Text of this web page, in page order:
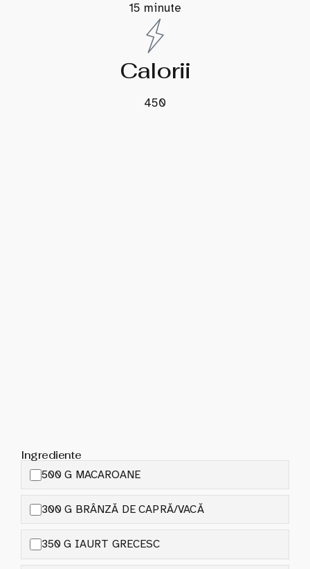
15 minute
Calorii
450
Ingrediente
500 G MACAROANE
300 G BRÂNZĂ DE CAPRĂ/VACĂ
350 G IAURT GRECESC